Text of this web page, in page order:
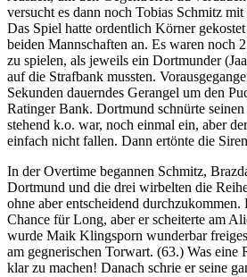
versucht es dann noch Tobias Schmitz mit
Das Spiel hatte ordentlich Körner
beiden Mannschaften an. Es waren noch
zu spielen, als jeweils ein Dortmunder
auf die Strafbank mussten.
Sekunden dauerndes Gerangel um den
Ratinger Bank. Dortmund schnürte
stehend k.o. war, noch einmal ein, aber
einfach nicht fallen. Dann ertönte die
In der Overtime begannen Schmitz,
Dortmund und die drei wirbelten die
ohne aber entscheidend durchzukommen.
Chance für Long, aber er scheiterte am
wurde Maik Klingsporn wunderbar
am gegnerischen Torwart. (63.) Was eine
klar zu machen! Danach schrie er seine